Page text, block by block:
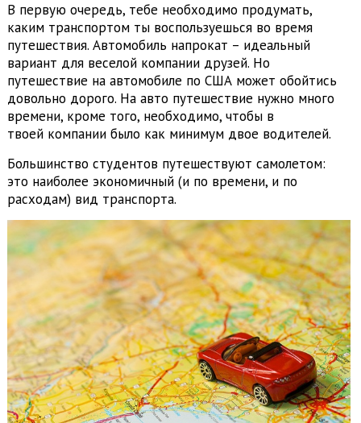
В первую очередь, тебе необходимо продумать,
каким транспортом ты воспользуешься во время
путешествия. Автомобиль напрокат – идеальный
вариант для веселой компании друзей. Но
путешествие на автомобиле по США может обойтись
довольно дорого. На авто путешествие нужно много
времени, кроме того, необходимо, чтобы в
твоей компании было как минимум двое водителей.
Большинство студентов путешествуют самолетом:
это наиболее экономичный (и по времени, и по
расходам) вид транспорта.